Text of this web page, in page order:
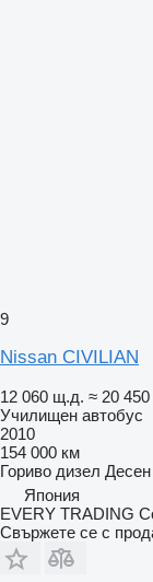
9
Nissan CIVILIAN
12 060 щ.д. ≈ 20 450
Училищен автобус
2010
154 000 км
Гориво дизел
Япония
EVERY TRADING
Свържете се с